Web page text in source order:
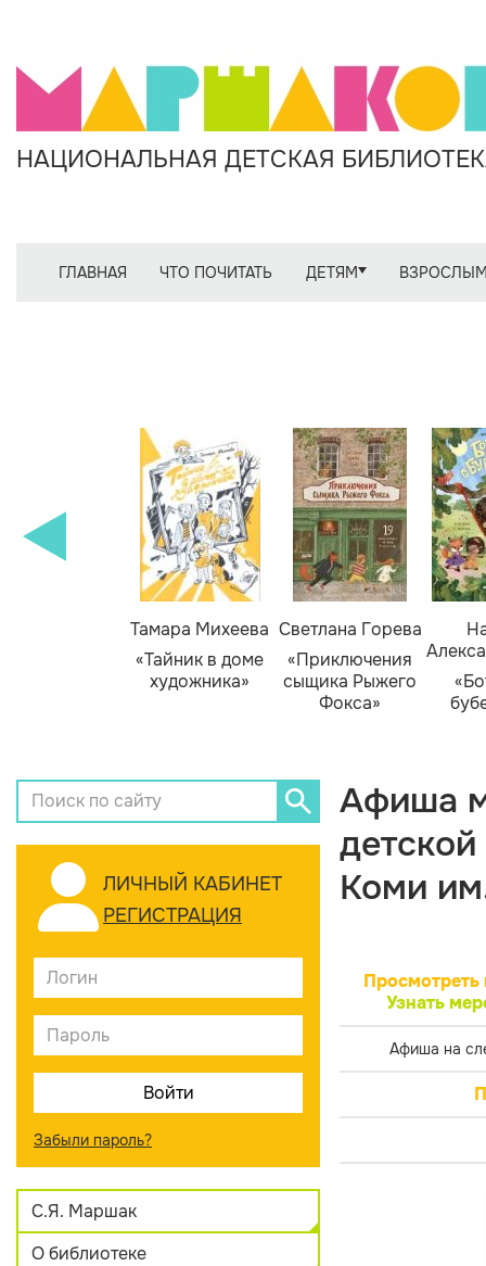
НАЦИОНАЛЬНАЯ ДЕТСКАЯ
ГЛАВНАЯ ЧТО ПОЧИТАТЬ ДЕТЯМ
Тамара Михеева
«Тайник в доме
художника»
Светлана Горева
«Приключения
сыщика Рыжего
Фокса»
ЛИЧНЫЙ КАБИНЕТ
РЕГИСТРАЦИЯ
Забыли пароль?
С.Я. Маршак
О библиотеке
Афиша
Коми
Просмотреть
Узнать
Афиша на